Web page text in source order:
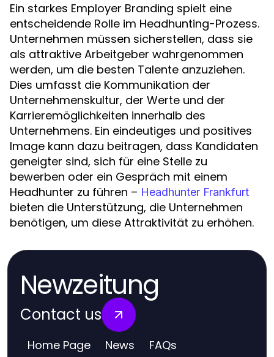
Ein starkes Employer Branding spielt eine
entscheidende Rolle im Headhunting-Prozess.
Unternehmen müssen sicherstellen, dass sie
als attraktive Arbeitgeber wahrgenommen
werden, um die besten Talente anzuziehen.
Dies umfasst die Kommunikation der
Unternehmenskultur, der Werte und der
Karrieremöglichkeiten innerhalb des
Unternehmens. Ein eindeutiges und positives
Image kann dazu beitragen, dass Kandidaten
geneigter sind, sich für eine Stelle zu
bewerben oder ein Gespräch mit einem
Headhunter zu führen – Headhunter Frankfurt
bieten die Unterstützung, die Unternehmen
benötigen, um diese Attraktivität zu erhöhen.
Newzeitung
Contact us
Home Page News FAQs